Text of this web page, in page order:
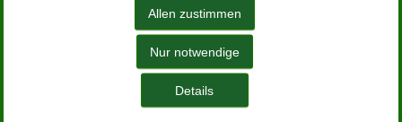
beim Reinigen von Hand deutlich mehr.
Gefüllte und verschlossene Flaschen
gehören nicht in die Mikrowelle
(Explosionsgefahr/Materialschäden). Der
Allen zustimmen
Nur notwendige
Details